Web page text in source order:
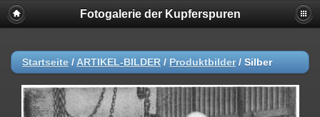
Fotogalerie der Kupferspuren
Startseite / ARTIKEL-BILDER / Produktbilder/ Silber